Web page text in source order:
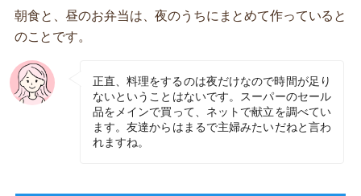
朝食と、昼のお弁当は、夜のうちにまとめて作っていると
のことです。
正直、料理をするのは夜だけなので時間が足り
ないということはないです。スーパーのセール
品をメインで買って、ネットで献立を調べてい
ます。友達からはまるで主婦みたいだねと言わ
れますね。